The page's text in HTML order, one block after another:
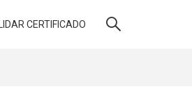
CERTIFICADO